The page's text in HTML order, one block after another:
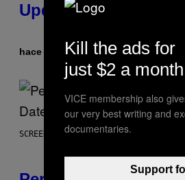
Update In SEGA
hace 7 minutos PorBrent Koepp
SCREENSHOT: EPIC GAMES
Kill the ads for
just $2 a month
VICE membership also
our very best writing and
documentaries.
Support